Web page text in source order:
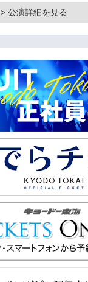
> 公演詳細を見る